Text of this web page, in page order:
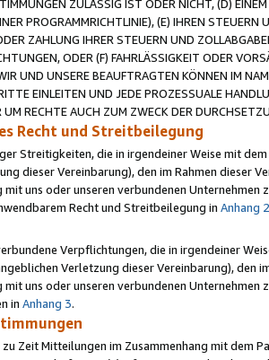
ZULÄSSIG IST ODER NICHT, (D)
PROGRAMMRICHTLINIE), (E) IHREN
ZAHLUNG IHRER STEUERN UND
ODER (F) FAHRLÄSSIGKEIT ODER
UND UNSERE BEAUFTRAGTEN KÖNNEN IM
EINLEITEN UND JEDE PROZESSUALE
UM RECHTE AUCH ZUM ZWECK DER
Recht und Streitbeilegung
Streitigkeiten, die in irgendeiner Weise mit
dieser Vereinbarung), den im Rahmen dieser
mit uns oder unseren verbundenen
Recht und Streitbeilegung in Anhang 2
Verpflichtungen, die in irgendeiner
Verletzung dieser Vereinbarung), den
mit uns oder unseren verbundenen
in Anhang 3.
Zeit Mitteilungen im Zusammenhang mit dem